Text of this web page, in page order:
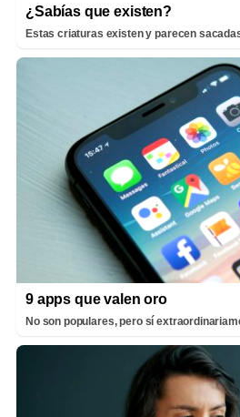
¿Sabías que existen?
Estas criaturas existen y parecen
9 apps que valen oro
No son populares, pero sí